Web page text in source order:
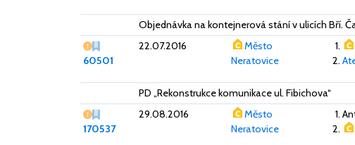
Objednávka na kontejnerová stání v ulicích Bří.
Vážný nedostatek
60501
22.07.2016
Město
Neratovice
PD „Rekonstrukce komunikace ul. Fibichova“
Vážný nedostatek
170537
29.08.2016
Město
Neratovice